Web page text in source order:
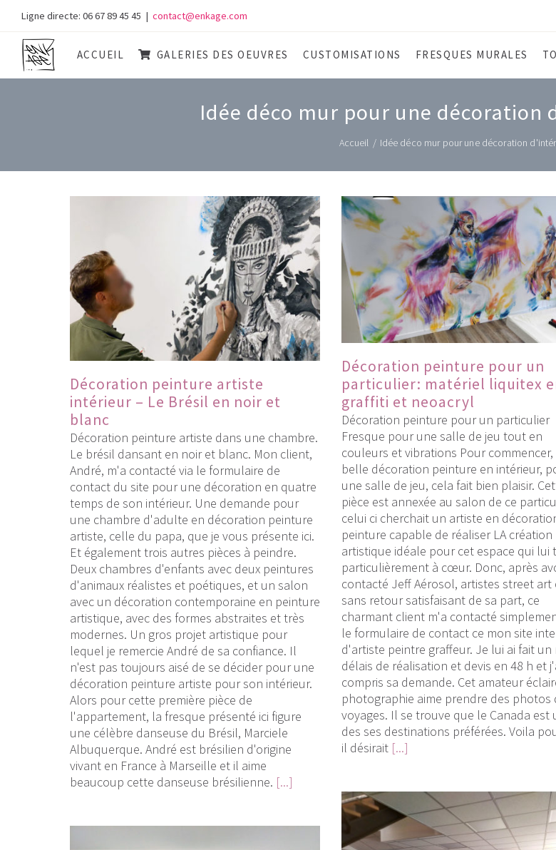
content
Ligne directe: 06 67 89 45 45 | contact@enkage.com
ACCUEIL GALERIES DES OEUVRES CUSTOMISATIONS FRESQUES MURALES
Idée déco mur pour une
Accueil / Idée déco mur pour une décoration
Décoration peinture artiste
intérieur – Le Brésil en noir et
blanc
Décoration peinture artiste dans une chambre.
Le brésil dansant en noir et blanc. Mon client,
André, m'a contacté via le formulaire de
contact du site pour une décoration en quatre
temps de son intérieur. Une demande pour
une chambre d'adulte en décoration peinture
artiste, celle du papa, que je vous présente ici.
Et également trois autres pièces à peindre.
Deux chambres d'enfants avec deux peintures
d'animaux réalistes et poétiques, et un salon
avec un décoration contemporaine en peinture
artistique, avec des formes abstraites et très
modernes. Un gros projet artistique pour
lequel je remercie André de sa confiance. Il
n'est pas toujours aisé de se décider pour une
décoration peinture artiste pour son intérieur.
Alors pour cette première pièce de
l'appartement, la fresque présenté ici figure
une célèbre danseuse du Brésil, Marciele
Albuquerque. André est brésilien d'origine
vivant en France à Marseille et il aime
beaucoup cette danseuse brésilienne. [...]
Décoration peinture pour un
particulier: matériel liquitex
graffiti et neoacryl
Décoration peinture pour un particulier
Fresque pour une salle de jeu tout en
couleurs et vibrations Pour commencer,
belle décoration peinture en intérieur,
une salle de jeu, cela fait bien plaisir.
pièce est annexée au salon de ce
celui ci cherchait un artiste en
peinture capable de réaliser LA création
artistique idéale pour cet espace qui lui
particulièrement à cœur. Donc, après
contacté Jeff Aérosol, artistes street art
sans retour satisfaisant de sa part, ce
charmant client m'a contacté
le formulaire de contact ce mon site
d'artiste peintre graffeur. Je lui ai fait
délais de réalisation et devis en 48 h et
compris sa demande. Cet amateur
photographie aime prendre des photos
voyages. Il se trouve que le Canada est
des ses destinations préférées. Voila
il désirait [...]